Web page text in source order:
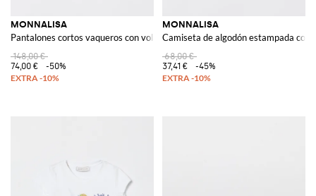
MONNALISA
Pantalones cortos vaqueros con volantes
148,00 €
74,00 €
-50%
MONNALISA
Camiseta de algodón estampada con
68,00 €
37,41 €
-45%